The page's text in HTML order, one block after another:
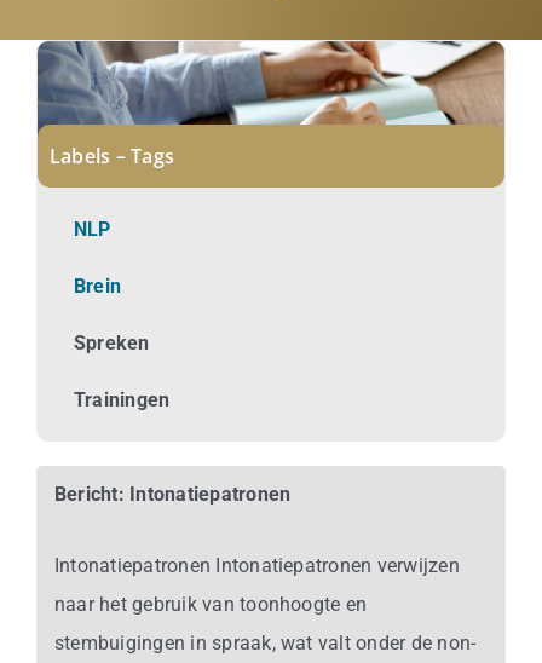
Over Ons
Kennisbank
Labels – Tags
NLP
Brein
Spreken
Trainingen
Bericht: Intonatiepatronen
Intonatiepatronen Intonatiepatronen verwijzen
naar het gebruik van toonhoogte en
stembuigingen in spraak, wat valt onder de non-